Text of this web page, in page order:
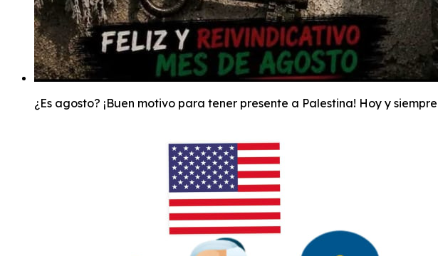
¿Es agosto? ¡Buen motivo para tener presente a Palestina! Hoy y siempre